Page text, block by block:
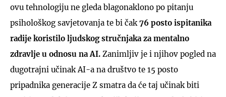
ovu tehnologiju ne gleda blagonaklono po pitanju
psihološkog savjetovanja te bi čak 76 posto ispitanika
radije koristilo ljudskog stručnjaka za mentalno
zdravlje u odnosu na AI. Zanimljiv je i njihov pogled na
dugotrajni učinak AI-a na društvo te 15 posto
pripadnika generacije Z smatra da će taj učinak biti